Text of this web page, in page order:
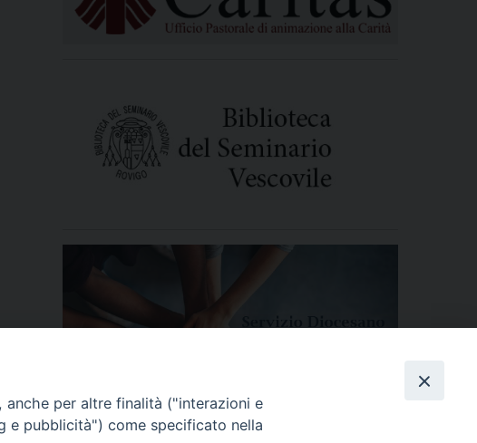
per altre finalità ("interazioni e
e pubblicità") come specificato nella